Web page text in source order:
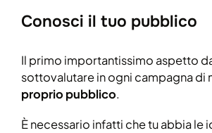
Conosci il tuo pubblico
Il primo importantissimo aspetto
sottovalutare in ogni campagna di
proprio pubblico.
È necessario infatti che tu abbia le